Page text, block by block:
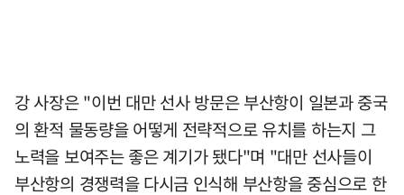
강 사장은 "이번 대만 선사 방문은 부산항이 일본과 중국
의 환적 물동량을 어떻게 전략적으로 유치를 하는지 그
노력을 보여주는 좋은 계기가 됐다"며 "대만 선사들이
부산항의 경쟁력을 다시금 인식해 부산항을 중심으로 한